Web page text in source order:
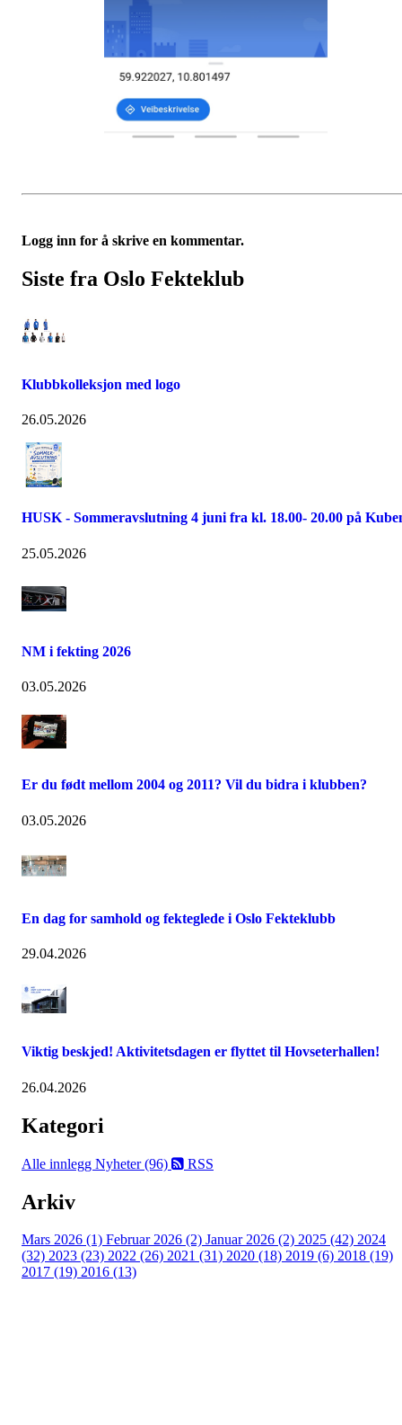
Logg inn for å skrive en kommentar.
Siste fra Oslo Fekteklub
Klubbkolleksjon med logo
26.05.2026
HUSK - Sommeravslutning 4 juni fra kl. 18.00- 20.00 på
25.05.2026
NM i fekting 2026
03.05.2026
Er du født mellom 2004 og 2011? Vil du bidra i klubben?
03.05.2026
En dag for samhold og fekteglede i Oslo Fekteklubb
29.04.2026
Viktig beskjed! Aktivitetsdagen er flyttet til Hovseterhallen!
26.04.2026
Kategori
Alle innlegg Nyheter (96) RSS
Arkiv
Mars 2026 (1) Februar 2026 (2) Januar 2026 (2) 2025 (42) 2024
(32) 2023 (23) 2022 (26) 2021 (31) 2020 (18) 2019 (6) 2018 (19)
2017 (19) 2016 (13)